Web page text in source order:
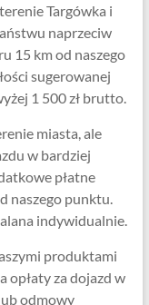
Targówka i
naprzeciw
15 km od naszego
sugerowanej
1 500 zł brutto.
miasta, ale
w bardziej
płatne
naszego punktu.
indywidualnie.
produktami
opłaty za dojazd w
odmowy